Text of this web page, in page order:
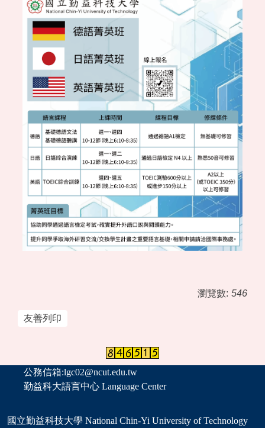
瀏覽數: 546
友善列印
國立勤益科技大學 National Chin-Yi University of Technology
公務信箱:lgc02@ncut.edu.tw
勤益科大語言中心 Language Center